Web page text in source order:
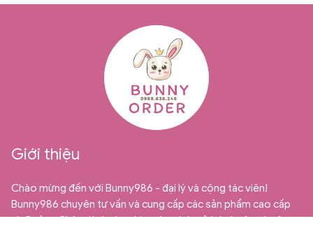
Giới thiệu
Chào mừng đến với Bunny986 - đại lý và cộng tác viên!
Bunny986 chuyên tư vấn và cung cấp các sản phẩm cao cấp
từ Quảng Châu dành cho thị trường bán sỉ, bán buôn và cộng